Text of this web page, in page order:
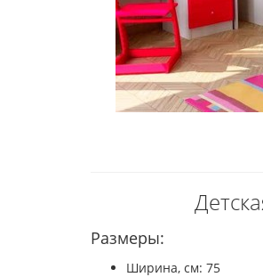
Размеры:
Ширина, см: 75